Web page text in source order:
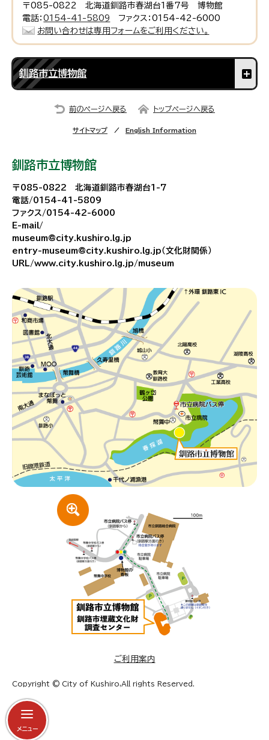
〒085-0822 北海道釧路市春湖台1番7号 博物館
電話：0154-41-5809
ファクス：0154-42-6000
お問い合わせは専用フォームをご利用ください。
釧路市立博物館
前のページへ戻る トップページへ戻る
メニュー
サイトマップ English Information
釧路市立博物館
〒085-0822 北海道釧路市春湖台1-7
電話/0154-41-5809
ファクス/0154-42-6000
E-mail/
museum@city.kushiro.lg.jp
entry-museum@city.kushiro.lg.jp（文化財関係）
URL/www.city.kushiro.lg.jp/museum
ご利用案内
Copyright © City of Kushiro,All rights Reserved.